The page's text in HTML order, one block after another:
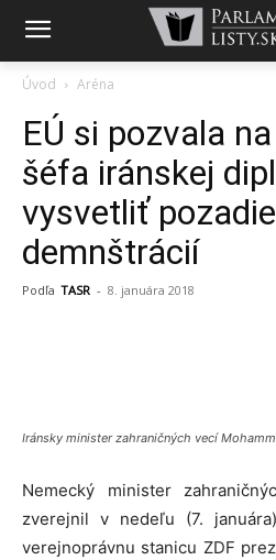
Úvod Aréna
EÚ si pozvala
šéfa iránskej
vysvetliť
demnštrácií
Podľa TASR - 8. januára 2018
Iránsky minister zahraničných vecí
Nemecký minister
zverejnil v nedeľu (7.
verejnoprávnu stanicu ZDF